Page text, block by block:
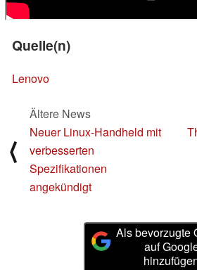
Quelle(n)
Lenovo
⟨
Ältere News
Neuer Linux-Handheld mit
verbesserten
Spezifikationen
angekündigt
Als bevorzugte
auf